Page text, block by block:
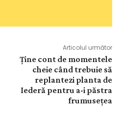
Articolul următor
Ține cont de momentele
cheie când trebuie să
replantezi planta de
Iederă pentru a-i păstra
frumusețea